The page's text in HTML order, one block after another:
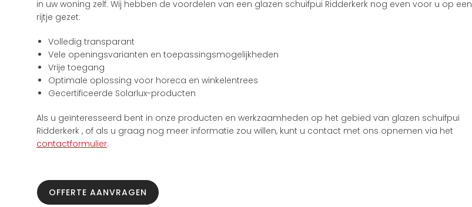
in uw woning zelf. Wij hebben de voordelen van een glazen schuifpui Ridderkerk nog even voor u op een
rijtje gezet:
Volledig transparant
Vele openingsvarianten en toepassingsmogelijkheden
Vrije toegang
Optimale oplossing voor horeca en winkelentrees
Gecertificeerde Solarlux-producten
Als u geïnteresseerd bent in onze producten en werkzaamheden op het gebied van glazen schuifpui
Ridderkerk , of als u graag nog meer informatie zou willen, kunt u contact met ons opnemen via het
contactformulier.
OFFERTE AANVRAGEN